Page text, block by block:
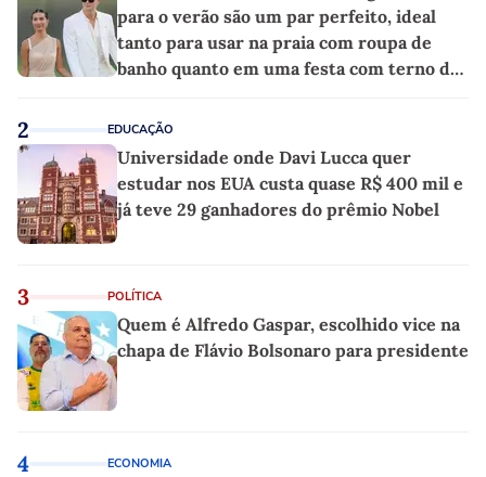
para o verão são um par perfeito, ideal
tanto para usar na praia com roupa de
banho quanto em uma festa com terno de
2 EDUCAÇÃO
Universidade onde Davi Lucca quer
estudar nos EUA custa quase R$ 400 mil e
já teve 29 ganhadores do prêmio Nobel
3 POLÍTICA
Quem é Alfredo Gaspar, escolhido vice na
chapa de Flávio Bolsonaro para presidente
4 ECONOMIA